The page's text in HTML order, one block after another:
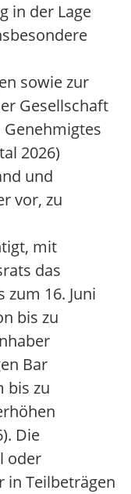
in der Lage
sowie zur
Gesellschaft
Genehmigtes
2026)
und
vor, zu
mit
das
16. Juni
bis zu
Bar
bis zu
Die
oder
in Teilbeträgen